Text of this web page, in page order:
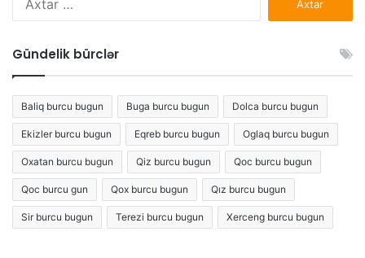
Gündelik bürclər
Baliq burcu bugun Buga burcu bugun Dolca burcu bugun
Ekizler burcu bugun Eqreb burcu bugun Oglaq burcu bugun
Oxatan burcu bugun Qiz burcu bugun Qoc burcu bugun
Qoc burcu gun Qox burcu bugun Qız burcu bugun
Sir burcu bugun Terezi burcu bugun Xerceng burcu bugun